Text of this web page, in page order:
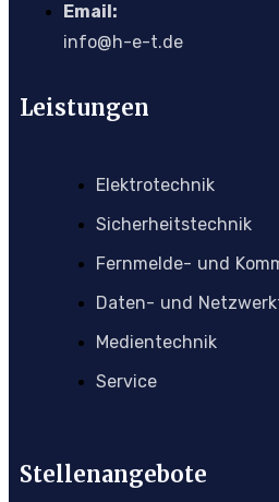
Email:
info@h-e-t.de
Leistungen
Elektrotechnik
Sicherheitstechnik
Fernmelde- und
Daten- und
Medientechnik
Service
Stellenangebote